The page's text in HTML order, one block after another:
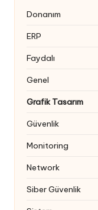
Donanım
ERP
Faydalı
Genel
Grafik Tasarım
Güvenlik
Monitoring
Network
Siber Güvenlik